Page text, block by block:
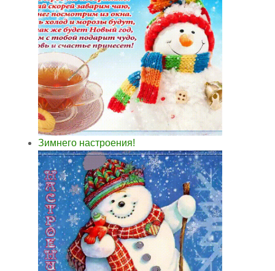
Зимнего настроения!